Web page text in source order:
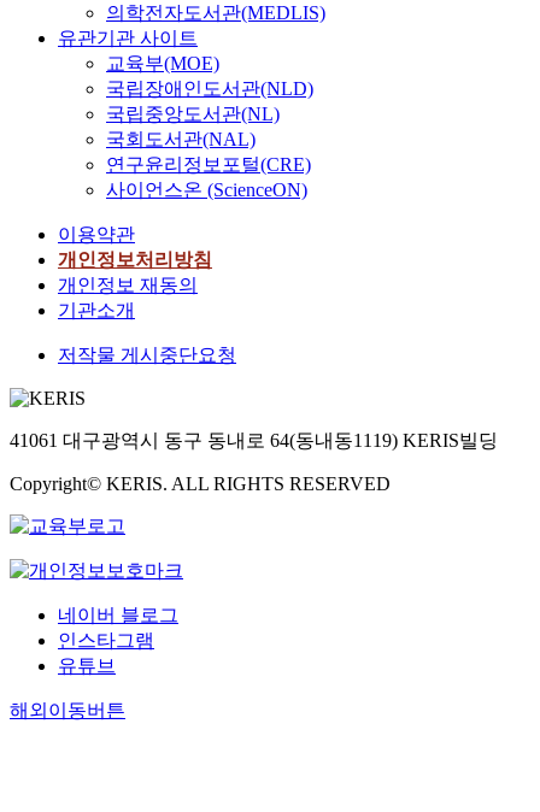
의학전자도서관(MEDLIS)
유관기관 사이트
교육부(MOE)
국립장애인도서관(NLD)
국립중앙도서관(NL)
국회도서관(NAL)
연구윤리정보포털(CRE)
사이언스온 (ScienceON)
이용약관
개인정보처리방침
개인정보 재동의
기관소개
저작물 게시중단요청
41061 대구광역시 동구 동내로 64(동내동1119) KERIS빌딩
Copyright© KERIS. ALL RIGHTS RESERVED
네이버 블로그
인스타그램
유튜브
해외이동버튼